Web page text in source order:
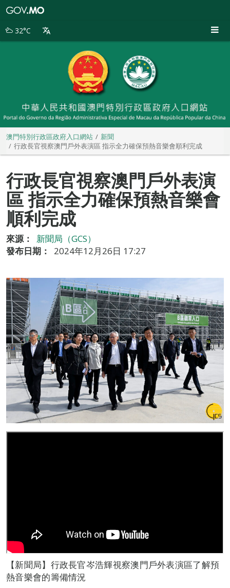
別
32°C
澳門特別行政區政府入口網站
新聞
行政長官視察澳門戶外表演區 指示全力確保預熱音樂會順利完成
行政長官視察澳門戶外表演
區 指示全力確保預熱音樂會
順利完成
來源：
新聞局（GCS）
發布日期：
2024年12月26日 17:27
【新聞局】行政長官岑浩輝視察澳門戶外表演區了解預
熱音樂會的籌備情況